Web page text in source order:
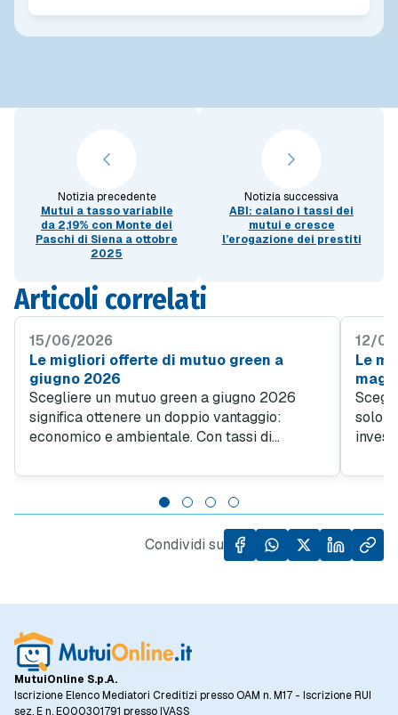
Notizia precedente
Mutui a tasso variabile
da 2,19% con Monte dei
Paschi di Siena a ottobre
2025
Notizia successiva
ABI: calano i tassi dei
mutui e cresce
l’erogazione dei prestiti
Articoli correlati
15/06/2026
Le migliori offerte di mutuo green a
giugno 2026
Scegliere un mutuo green a giugno 2026
significa ottenere un doppio vantaggio:
economico e ambientale. Con tassi di
soluzioni tradizionali, finanziare un immobile
ad alta efficienza energetica diventa
un'opportunità di risparmio per le famiglie.
12/
Le
solo
avere
40-50
Condividi su
MutuiOnline S.p.A.
Iscrizione Elenco Mediatori Creditizi presso OAM n. M17 - Iscrizione RUI
sez. E n. E000301791 presso IVASS